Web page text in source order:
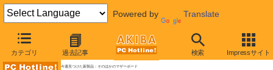
Powered by Translate
カテゴリ 過去記事 検索 Impressサイト
AKIBA PC Hotline!
[拡大画像]モバイル版Sandy Bridgeのマザーが初登場
今週見つけた新製品：そのほかのマザーボード